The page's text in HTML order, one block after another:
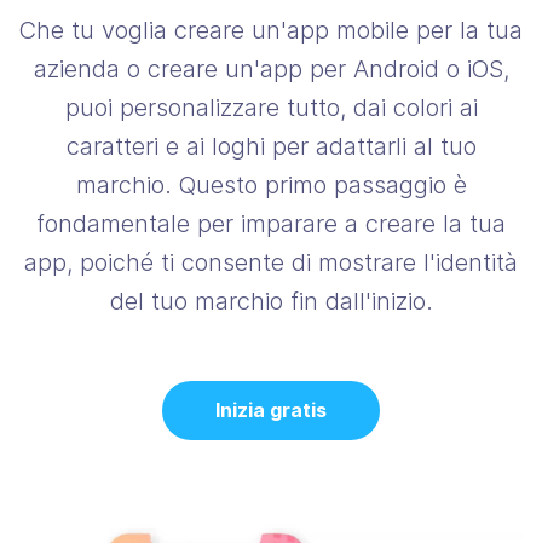
Che tu voglia creare un'app mobile per la tua
azienda o creare un'app per Android o iOS,
puoi personalizzare tutto, dai colori ai
caratteri e ai loghi per adattarli al tuo
marchio. Questo primo passaggio è
fondamentale per imparare a creare la tua
app, poiché ti consente di mostrare l'identità
del tuo marchio fin dall'inizio.
Inizia gratis